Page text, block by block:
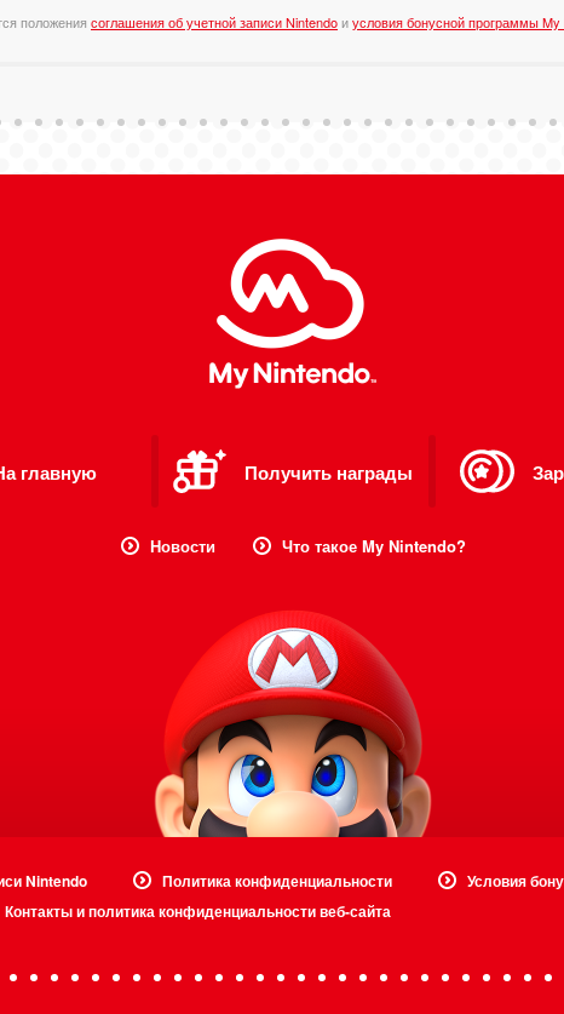
положения соглашения об учетной записи Nintendoиусловия бонусной программы My
главную Получить награды
Новости Что такое My Nintendo?
Nintendo Политика конфиденциальности Условия
Контакты и политика конфиденциальности веб-сайта